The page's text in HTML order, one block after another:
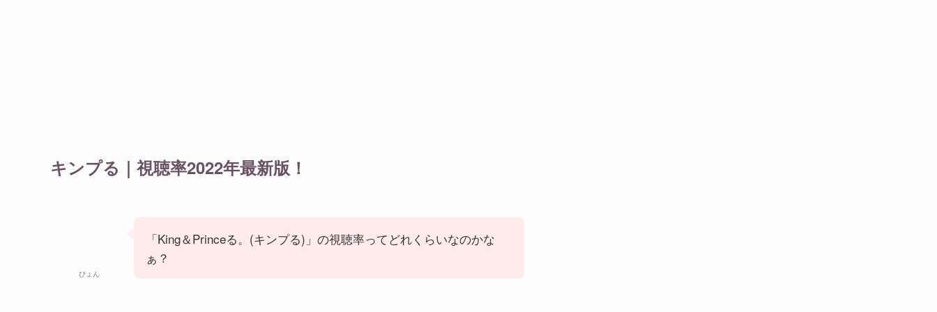
キンプる｜視聴率2022年最新版！
ぴょん
「King＆Princeる。(キンプる)」の視聴率ってどれくらいなのかな
ぁ？